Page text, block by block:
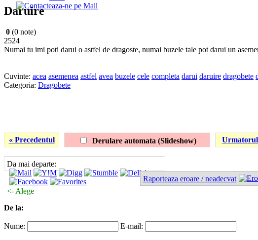
Daruire
0 (0 note)
2524
Numai tu imi poti darui o astfel de dragoste, numai buzele tale pot darui un
Cuvinte: acea asemenea astfel avea buzele cele completa darui daruire dragobete
Categoria: Dragobete
« Precedentul Derulare automata (Slideshow)
Da mai departe:
<- Alege
Raporteaza eroare / neadecvat
De la:
Nume: E-mail: